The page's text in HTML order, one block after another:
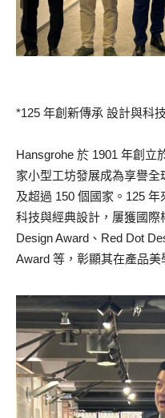
*125 年創新傳承 設計與科
Hansgrohe 於 1901 年創立
家小型工坊發展成為享譽
及超過 150 個國家。125
科技與經典設計，屢獲國
Design Award、Red Dot
Award 等，彰顯其在產品美